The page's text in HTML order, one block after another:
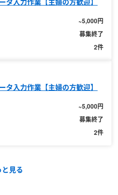
~5,000円
募集終了
2件
タ入力作業【主婦の方歓迎】
~5,000円
募集終了
2件
と見る